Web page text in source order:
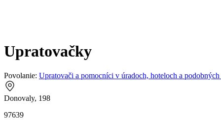
Upratovačky
Povolanie: Upratovači a pomocníci v úradoch, hoteloch a podobných
Donovaly, 198
97639